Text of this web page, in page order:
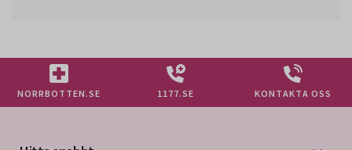
NORRBOTTEN.SE 1177.SE KONTAKTA OSS